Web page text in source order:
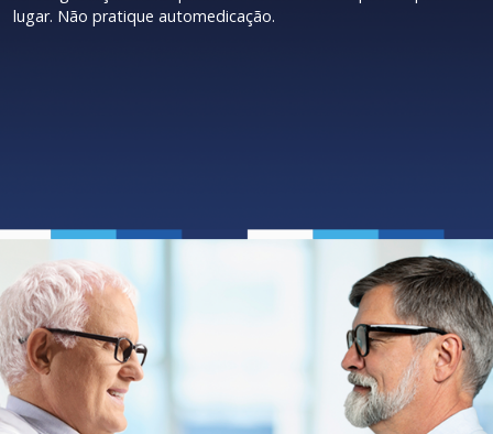
lugar. Não pratique automedicação.